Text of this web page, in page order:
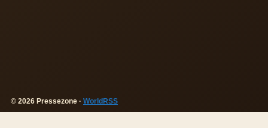
© 2026 Pressezone · WorldRSS